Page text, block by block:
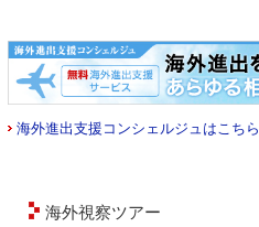
海外進出支援コンシェルジュはこちら
海外視察ツアー